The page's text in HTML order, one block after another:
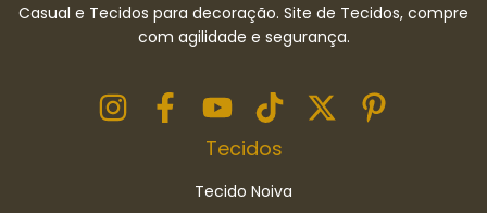
Casual e Tecidos para decoração. Site de Tecidos, compre
com agilidade e segurança.
Tecidos
Tecido Noiva